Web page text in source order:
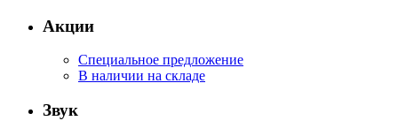
Акции
Специальное предложение
В наличии на складе
Звук